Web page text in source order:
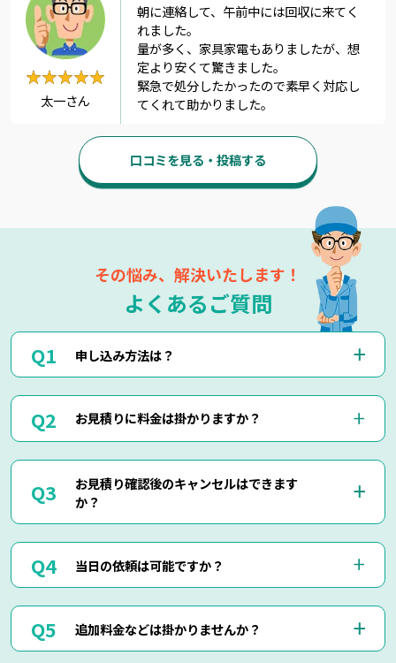
★★★★★
★★★★★
太一さん
朝に連絡して、午前中には回収に来てく
れました。
量が多く、家具家電もありましたが、想
定より安くて驚きました。
緊急で処分したかったので素早く対応し
てくれて助かりました。
口コミを見る・投稿する
その悩み、解決いたします！
よくあるご質問
申し込み方法は？
くださいませ。
お電話・メール・LINEにてご予約が可能です。
ご相談の際にご依頼作業の詳細や回収物の詳細など、ご説明
して頂けましたら簡易お見積りも可能でございます。
お客様に分かりやすくご説明させて頂きますのでご安心くだ
お見積りに料金は掛かりますか？
りますのでご安心してご相談くださいませ。
現地にて現物を確認しないと正確なお見積りを出せない場合
もございますので、お電話・メール・LINEでのお見積り
は、簡易お見積りを出させて頂きます。
正確なお見積りをご希望の場合は『出張お見積り』をご希望
頂ければ、無料にてご対応させて頂きます。
お見積り確認後のキャンセルはできます
か？
出張費などはもちろん掛かりませんのでご安心ください。
当社ではお見積り金額に納得されていないお客様に対して無
断で作業は行いません。
ただし悪質なキャンセルに関しましてはキャンセル料を頂く
場合もございます。
当日の依頼は可能ですか？
東京・神奈川・千葉・埼玉の対応エリア内でしたら、最短25
分で現地に到着させて頂きます。
追加料金などは掛かりませんか？